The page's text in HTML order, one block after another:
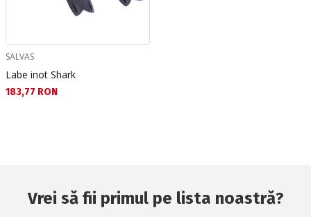
SALVAS
Labe inot Shark
Текуща цена:
183,77 RON
Vrei să fii primul pe lista noastră?